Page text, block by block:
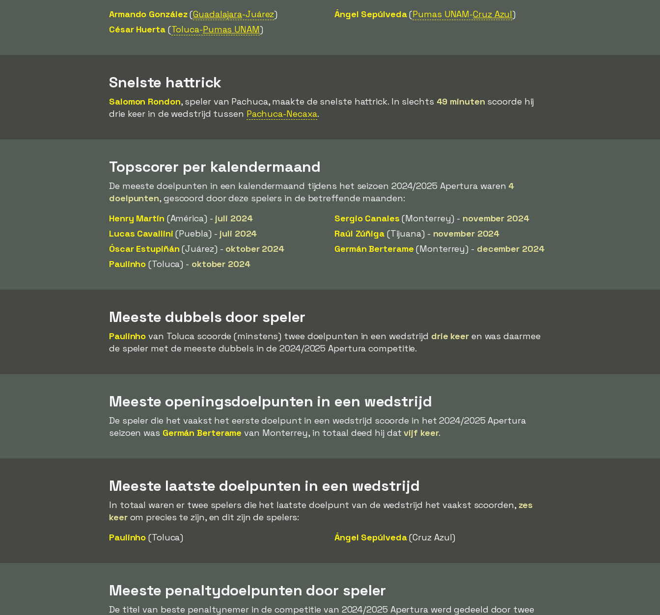
Armando González(Guadalajara-Juárez)
César Huerta(Toluca-Pumas UNAM)
Ángel Sepúlveda(Pumas UNAM-Cruz Azul)
Snelste hattrick
Salomon Rondon, speler van Pachuca, maakte de snelste hattrick. In slechts 49 minuten scoorde hij
drie keer in de wedstrijd tussen Pachuca-Necaxa.
Topscorer per kalendermaand
De meeste doelpunten in een kalendermaand tijdens het seizoen 2024/2025 Apertura waren 4
doelpunten, gescoord door deze spelers in de betreffende maanden:
Henry Martín (América) - juli 2024
Lucas Cavallini (Puebla) - juli 2024
Óscar Estupiñán (Juárez) - oktober 2024
Paulinho (Toluca) - oktober 2024
Sergio Canales (Monterrey) - november 2024
Raúl Zúñiga(Tijuana) - november 2024
Germán Berterame (Monterrey) - december 2024
Meeste dubbels door speler
Paulinho van Toluca scoorde (minstens) twee doelpunten in een wedstrijd drie keeren was daarmee
de speler met de meeste dubbels in de 2024/2025 Apertura competitie.
Meeste openingsdoelpunten in een wedstrijd
De speler die het vaakst het eerste doelpunt in een wedstrijd scoorde in het 2024/2025 Apertura
seizoen was Germán Berterame van Monterrey, in totaal deed hij datvijf keer.
Meeste laatste doelpunten in een wedstrijd
In totaal waren er twee spelers die het laatste doelpunt van de wedstrijd het vaakst scoorden, zes
keerom precies te zijn, en dit zijn de spelers:
Paulinho (Toluca) Ángel Sepúlveda(Cruz Azul)
Meeste penaltydoelpunten door speler
De titel van beste penaltynemer in de competitie van 2024/2025 Apertura werd gedeeld door twee